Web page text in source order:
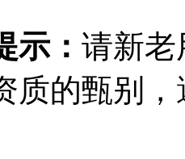
示： 请新老
质的甄别